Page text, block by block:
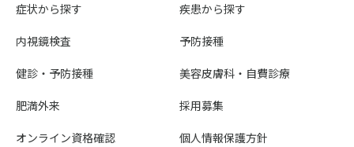
症状から探す 疾患から探す
内視鏡検査 予防接種
健診・予防接種 美容皮膚科・自費診療
肥満外来 採用募集
オンライン資格確認 個人情報保護方針